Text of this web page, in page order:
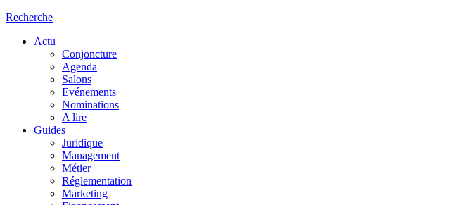
Recherche
Actu
Conjoncture
Agenda
Salons
Evénements
Nominations
A lire
Guides
Juridique
Management
Métier
Réglementation
Marketing